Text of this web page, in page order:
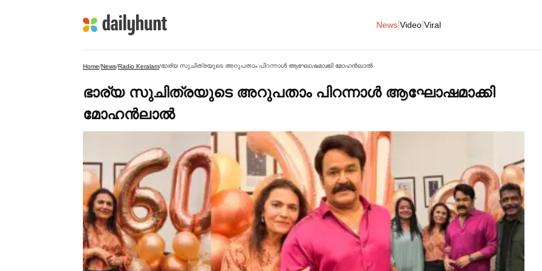
News Video Viral
Home/News/Radio Keralam/ഭാര്യ സുചിത്രയുടെ അറുപതാം പിറന്നാള്‍ ആഘോഷമാക്കി മോഹൻലാല്‍
ഭാര്യ സുചിത്രയുടെ അറുപതാം പിറന്നാള്‍ ആഘോഷമാക്കി
മോഹൻലാല്‍